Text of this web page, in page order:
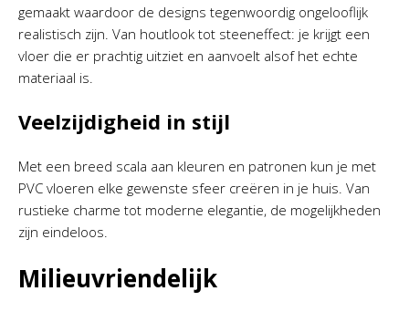
gemaakt waardoor de designs tegenwoordig ongelooflijk
realistisch zijn. Van houtlook tot steeneffect: je krijgt een
vloer die er prachtig uitziet en aanvoelt alsof het echte
materiaal is.
Veelzijdigheid in stijl
Met een breed scala aan kleuren en patronen kun je met
PVC vloeren elke gewenste sfeer creëren in je huis. Van
rustieke charme tot moderne elegantie, de mogelijkheden
zijn eindeloos.
Milieuvriendelijk